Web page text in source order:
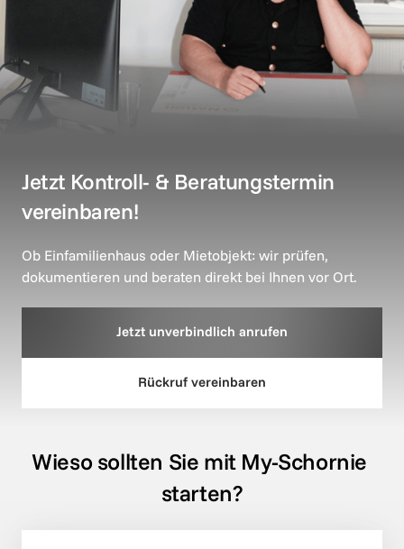
Jetzt Kontroll- & Beratungstermin
vereinbaren!
Ob Einfamilienhaus oder Mietobjekt: wir prüfen,
dokumentieren und beraten direkt bei Ihnen vor Ort.
Jetzt unverbindlich anrufen
Rückruf vereinbaren
Wieso sollten Sie mit My-Schornie
starten?